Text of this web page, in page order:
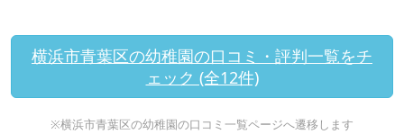
横浜市青葉区の幼稚園の口コミ・評判一覧をチ
ェック (全12件)
※横浜市青葉区の幼稚園の口コミ一覧ページへ遷移します